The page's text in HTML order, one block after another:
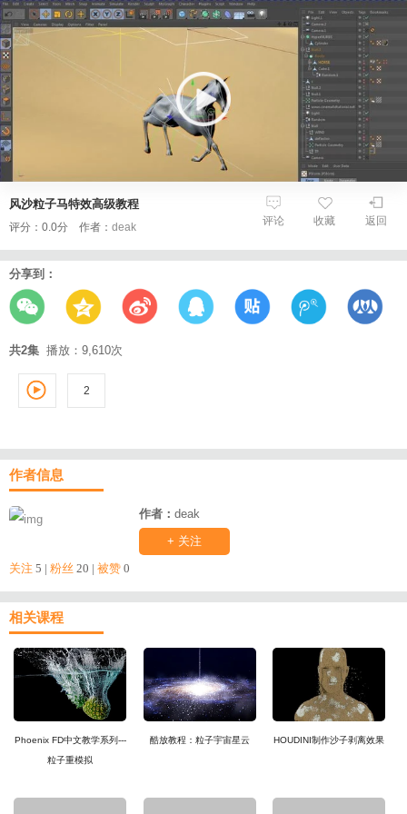
风沙粒子马特效高级教程
评分：0.0分 作者： deak 返回
收藏
评论
分享到：
共2集 播放：9,610次
2
作者信息
作者：deak
+ 关注
关注 5 | 粉丝 20 | 被赞 0
相关课程
Phoenix FD中文教学系列---
粒子重模拟
酷放教程：粒子宇宙星云 HOUDINI制作沙子剥离效果